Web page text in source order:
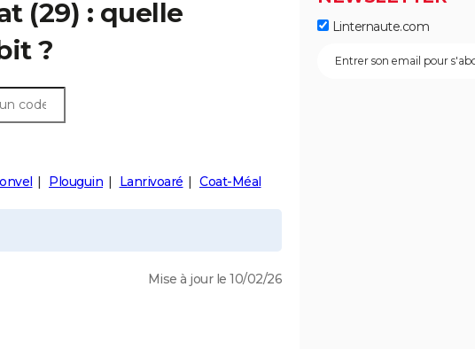
(29) : quelle
?
Plouguin Lanrivoaré Coat-Méal
Mise à jour le 10/02/26
Linternaute.com